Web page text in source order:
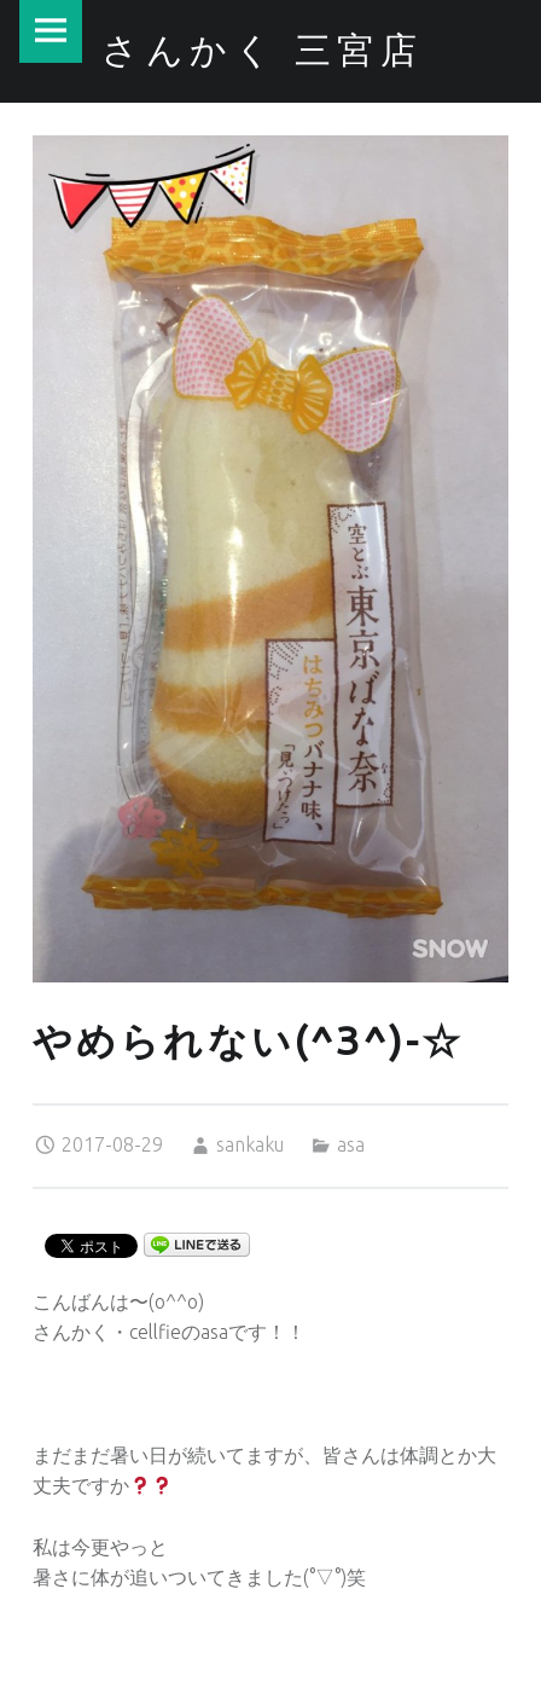
やめられない(^З^)-☆ – さんかく 三宮店
さんかく 三宮店
やめられない(^З^)-☆
2017-08-29
sankaku
asa
こんばんは〜(o^^o)
さんかく・cellfieのasaです！！
まだまだ暑い日が続いてますが、皆さんは体調とか大
丈夫ですか
私は今更やっと
暑さに体が追いついてきました(°▽°)笑